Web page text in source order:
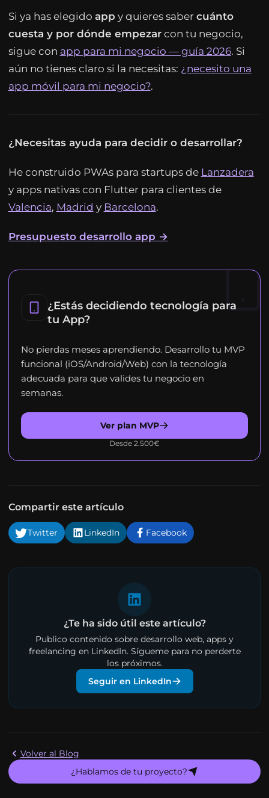
Si ya has elegido app y quieres saber cuánto
cuesta y por dónde empezarcon tu negocio,
sigue con app para mi negocio — guía 2026. Si
aún no tienes claro si la necesitas: ¿necesito una
app móvil para mi negocio?.
¿Necesitas ayuda para decidir o desarrollar?
He construido PWAs para startups de Lanzadera
y apps nativas con Flutter para clientes de
Valencia, Madrid y Barcelona.
Presupuesto desarrollo app →
¿Estás decidiendo tecnología para
tu App?
No pierdas meses aprendiendo. Desarrollo tu MVP
funcional (iOS/Android/Web) con la tecnología
adecuada para que valides tu negocio en
semanas.
Ver plan MVP
Desde 2.500€
Compartir este artículo
Twitter LinkedIn Facebook
¿Te ha sido útil este artículo?
Publico contenido sobre desarrollo web, apps y
freelancing en LinkedIn. Sígueme para no perderte
los próximos.
Seguir en LinkedIn
Volver al Blog
¿Hablamos de tu proyecto?